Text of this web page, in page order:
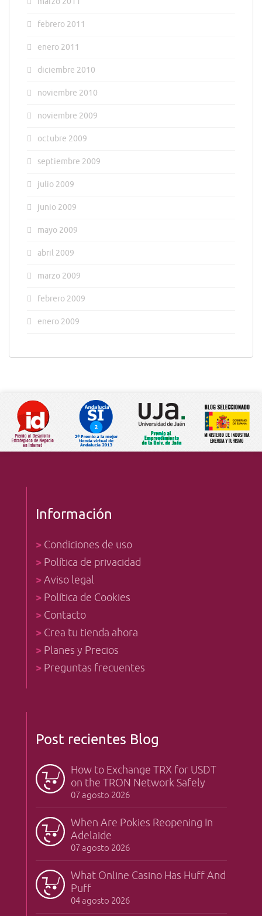
febrero 2011
enero 2011
diciembre 2010
noviembre 2010
noviembre 2009
octubre 2009
septiembre 2009
julio 2009
junio 2009
mayo 2009
abril 2009
marzo 2009
febrero 2009
enero 2009
Información
> Condiciones de uso
> Política de privacidad
>Aviso legal
> Política de Cookies
> Contacto
> Crea tu tienda ahora
> Planes y Precios
> Preguntas frecuentes
Post recientes Blog
How to Exchange TRX for USDT
on the TRON Network Safely
07 agosto 2026
When Are Pokies Reopening In
Adelaide
07 agosto 2026
What Online Casino Has Huff And
Puff
04 agosto 2026